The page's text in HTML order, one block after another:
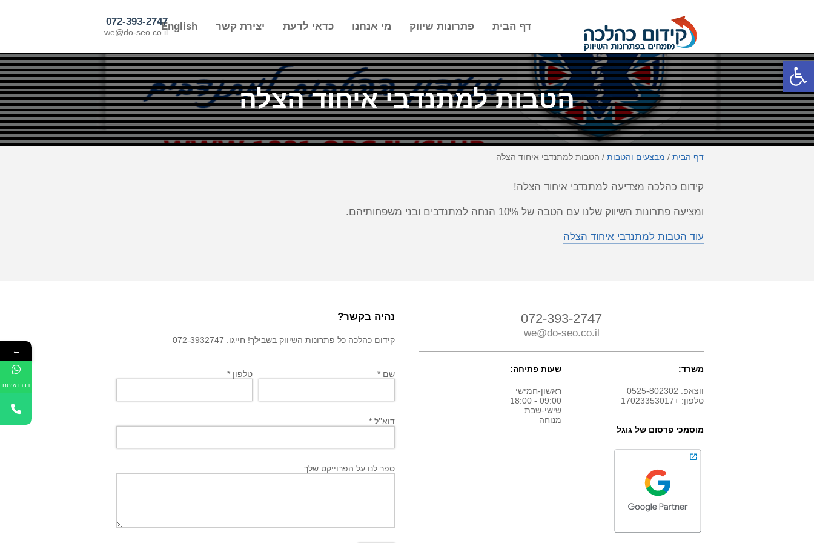
פתח סרגל נגישות
דף הבית פתרונות שיווק מי אנחנו כדאי לדעת יצירת קשר English
072-393-2747
we@do-seo.co.il
הטבות למתנדבי איחוד הצלה
דף הבית / מבצעים והטבות / הטבות למתנדבי איחוד הצלה
קידום כהלכה מצדיעה למתנדבי איחוד הצלה!
ומציעה פתרונות השיווק שלנו עם הטבה של 10% הנחה למתנדבים ובני משפחותיהם.
עוד הטבות למתנדבי איחוד הצלה
072-393-2747
we@do-seo.co.il
משרד:
ווצאפ: 0525-802302
טלפון: +17023353017
שעות פתיחה:
ראשון-חמישי
09:00 - 18:00
שישי-שבת
מנוחה
מוסמכי פרסום של גוגל
נהיה בקשר?
קידום כהלכה כל פתרונות השיווק בשבילך! חייגו: 072-3932747
שם * טלפון *
דוא’’ל *
ספר לנו על הפרוייקט שלך
←
דברו איתנו